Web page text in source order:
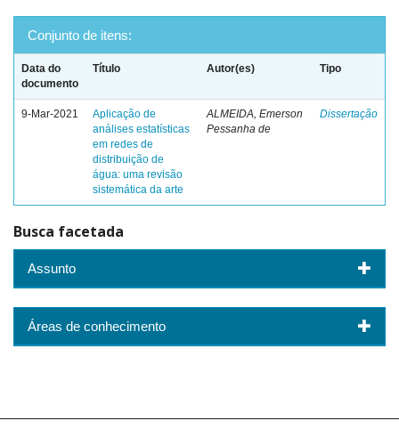
Conjunto de itens:
Data do
documento
Título Autor(es) Tipo
9-Mar-2021
Aplicação de
análises estatísticas
em redes de
distribuição de
água: uma revisão
sistemática da arte
ALMEIDA, Emerson
Pessanha de
Dissertação
Busca facetada
Assunto
Áreas de conhecimento